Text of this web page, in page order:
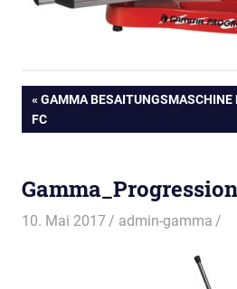
Beitragsnavigation
VORHERIGER
BEITRAG:
GAMMA BESAITUNGSMASCHINE
FC
10. Mai 2017 admin-gamma